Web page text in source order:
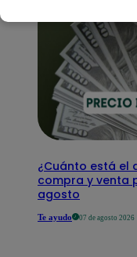
¿Cuánto está el
compra y venta
agosto
Te ayudo 07 de agosto 2026